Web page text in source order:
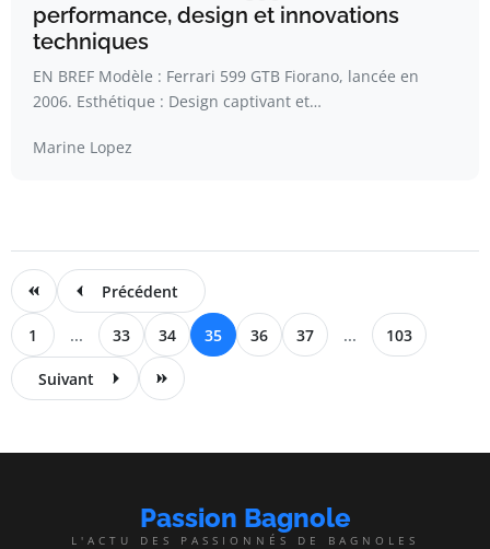
performance, design et innovations
techniques
EN BREF Modèle : Ferrari 599 GTB Fiorano, lancée en
2006. Esthétique : Design captivant et…
Marine Lopez
Précédent
1 ... 33 34 35 36 37 ... 103
Suivant
Passion Bagnole
L'ACTU DES PASSIONNÉS DE BAGNOLES